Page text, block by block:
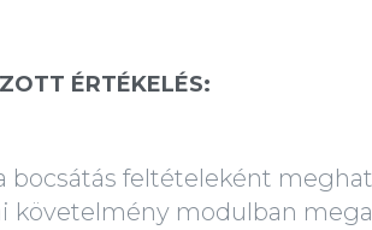
ÉRTÉKELÉS:
bocsátás feltételeként
követelmény modulban